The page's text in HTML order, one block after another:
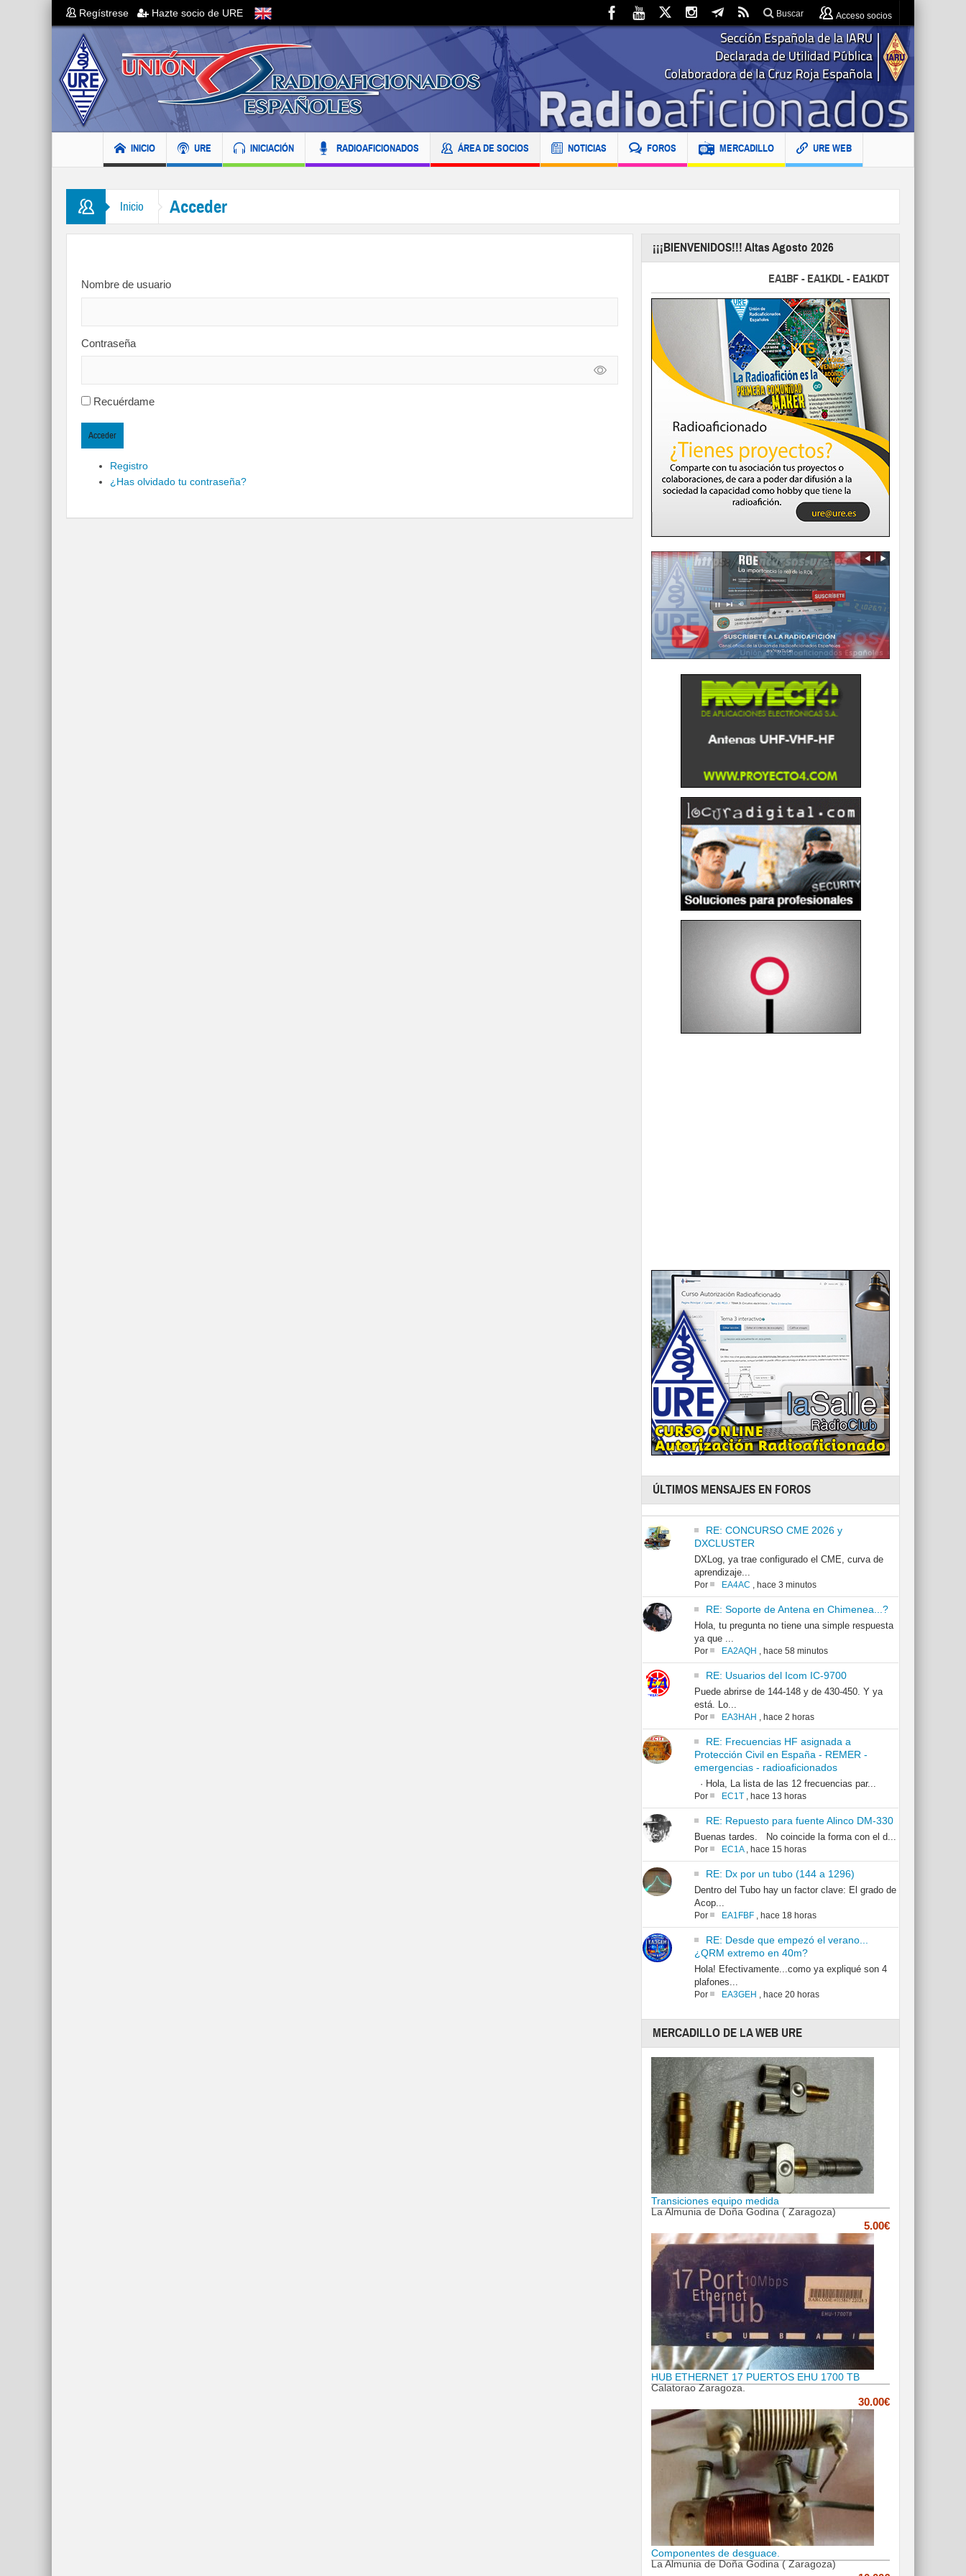
Regístrese Hazte socio de URE Buscar Acceso socios
INICIO URE INICIACIÓN RADIOAFICIONADOS ÁREA DE SOCIOS NOTICIAS FOROS MERCADILLO URE WEB
Inicio Acceder
Nombre de usuario
Contraseña
Recuérdame
Acceder
Registro
¿Has olvidado tu contraseña?
¡¡¡BIENVENIDOS!!! Altas Agosto 2026
EA1BF - EA1KDL - EA1KDT - EA2FBJ - EA2FJU
ÚLTIMOS MENSAJES EN FOROS
RE: CONCURSO CME 2026 y
DXCLUSTER
DXLog, ya trae configurado el CME, curva de
aprendizaje...
Por EA4AC , hace 3 minutos
RE: Soporte de Antena en Chimenea...?
Hola, tu pregunta no tiene una simple respuesta
ya que ...
Por EA2AQH , hace 58 minutos
RE: Usuarios del Icom IC-9700
Puede abrirse de 144-148 y de 430-450. Y ya
está. Lo...
Por EA3HAH , hace 2 horas
RE: Frecuencias HF asignada a
Protección Civil en España - REMER -
emergencias - radioaficionados
· Hola, La lista de las 12 frecuencias par...
Por EC1T, hace 13 horas
RE: Repuesto para fuente Alinco DM-330
Buenas tardes. No coincide la forma con el d...
Por EC1A, hace 15 horas
RE: Dx por un tubo (144 a 1296)
Dentro del Tubo hay un factor clave: El grado de
Acop...
Por EA1FBF, hace 18 horas
RE: Desde que empezó el verano...
¿QRM extremo en 40m?
Hola! Efectivamente...como ya expliqué son 4
plafones...
Por EA3GEH , hace 20 horas
MERCADILLO DE LA WEB URE
Transiciones equipo medida
La Almunia de Doña Godina ( Zaragoza)
5.00€
HUB ETHERNET 17 PUERTOS EHU 1700 TB
Calatorao Zaragoza.
30.00€
Componentes de desguace.
La Almunia de Doña Godina ( Zaragoza)